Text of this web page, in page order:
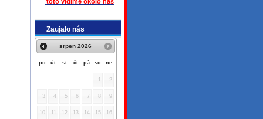
Zaujalo nás
srpen 2026
po út st čt pá so ne
1 2
3 4 5 6 7 8 9
10 11 12 13 14 15 16